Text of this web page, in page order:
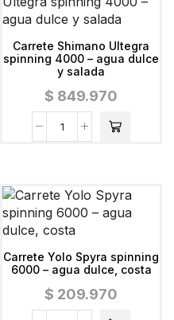
Carrete Shimano Ultegra
spinning 4000 – agua dulce
y salada
$ 849.970
Carrete Yolo Spyra spinning
6000 – agua dulce, costa
$ 209.970